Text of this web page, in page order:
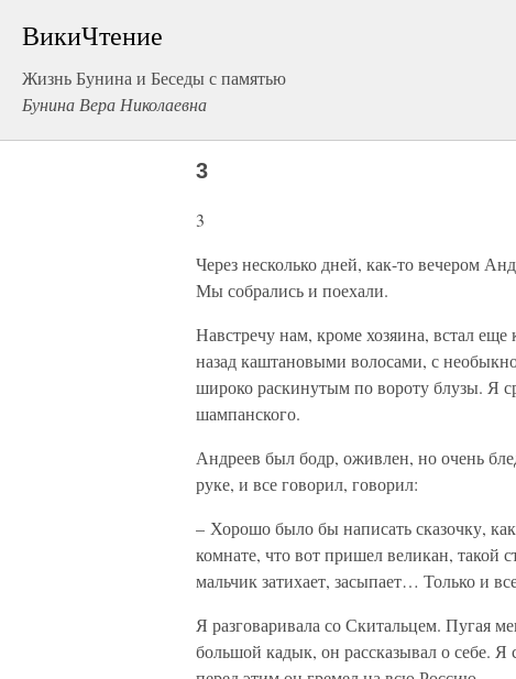
ВикиЧтение
Жизнь Бунина и Беседы с памятью
Бунина Вера Николаевна
3
3
Через несколько дней, как-то вечером
Мы собрались и поехали.
Навстречу нам, кроме хозяина, встал
назад каштановыми волосами, с
широко раскинутым по вороту блузы. Я
шампанского.
Андреев был бодр, оживлен, но очень
руке, и все говорил, говорил:
– Хорошо было бы написать сказочку,
комнате, что вот пришел великан,
мальчик затихает, засыпает… Только и
Я разговаривала со Скитальцем. Пугая
большой кадык, он рассказывал о себе.